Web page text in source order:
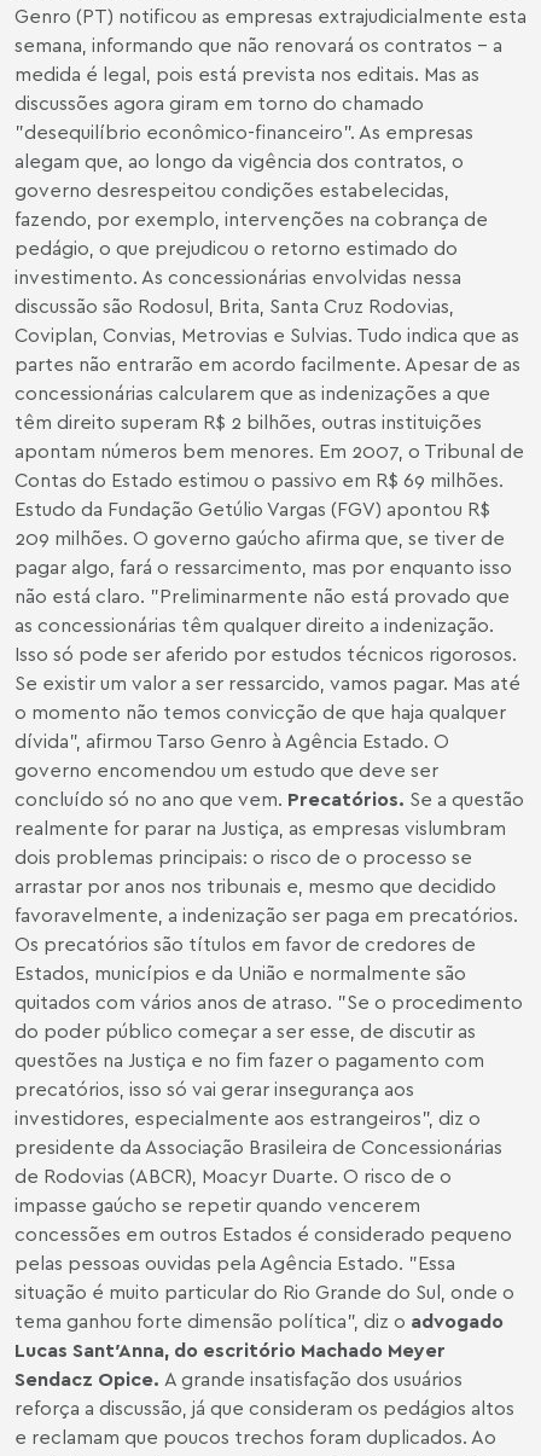
Genro (PT) notificou as empresas extrajudicialmente esta
semana, informando que não renovará os contratos - a
medida é legal, pois está prevista nos editais. Mas as
discussões agora giram em torno do chamado
"desequilíbrio econômico-financeiro". As empresas
alegam que, ao longo da vigência dos contratos, o
governo desrespeitou condições estabelecidas,
fazendo, por exemplo, intervenções na cobrança de
pedágio, o que prejudicou o retorno estimado do
investimento. As concessionárias envolvidas nessa
discussão são Rodosul, Brita, Santa Cruz Rodovias,
Coviplan, Convias, Metrovias e Sulvias. Tudo indica que as
partes não entrarão em acordo facilmente. Apesar de as
concessionárias calcularem que as indenizações a que
têm direito superam R$ 2 bilhões, outras instituições
apontam números bem menores. Em 2007, o Tribunal de
Contas do Estado estimou o passivo em R$ 69 milhões.
Estudo da Fundação Getúlio Vargas (FGV) apontou R$
209 milhões. O governo gaúcho afirma que, se tiver de
pagar algo, fará o ressarcimento, mas por enquanto isso
não está claro. "Preliminarmente não está provado que
as concessionárias têm qualquer direito a indenização.
Isso só pode ser aferido por estudos técnicos rigorosos.
Se existir um valor a ser ressarcido, vamos pagar. Mas até
o momento não temos convicção de que haja qualquer
dívida", afirmou Tarso Genro à Agência Estado. O
governo encomendou um estudo que deve ser
concluído só no ano que vem. Precatórios. Se a questão
realmente for parar na Justiça, as empresas vislumbram
dois problemas principais: o risco de o processo se
arrastar por anos nos tribunais e, mesmo que decidido
favoravelmente, a indenização ser paga em precatórios.
Os precatórios são títulos em favor de credores de
Estados, municípios e da União e normalmente são
quitados com vários anos de atraso. "Se o procedimento
do poder público começar a ser esse, de discutir as
questões na Justiça e no fim fazer o pagamento com
precatórios, isso só vai gerar insegurança aos
investidores, especialmente aos estrangeiros", diz o
presidente da Associação Brasileira de Concessionárias
de Rodovias (ABCR), Moacyr Duarte. O risco de o
impasse gaúcho se repetir quando vencerem
concessões em outros Estados é considerado pequeno
pelas pessoas ouvidas pela Agência Estado. "Essa
situação é muito particular do Rio Grande do Sul, onde o
tema ganhou forte dimensão política", diz o advogado
Lucas Sant′Anna, do escritório Machado Meyer
Sendacz Opice. A grande insatisfação dos usuários
reforça a discussão, já que consideram os pedágios altos
e reclamam que poucos trechos foram duplicados. Ao